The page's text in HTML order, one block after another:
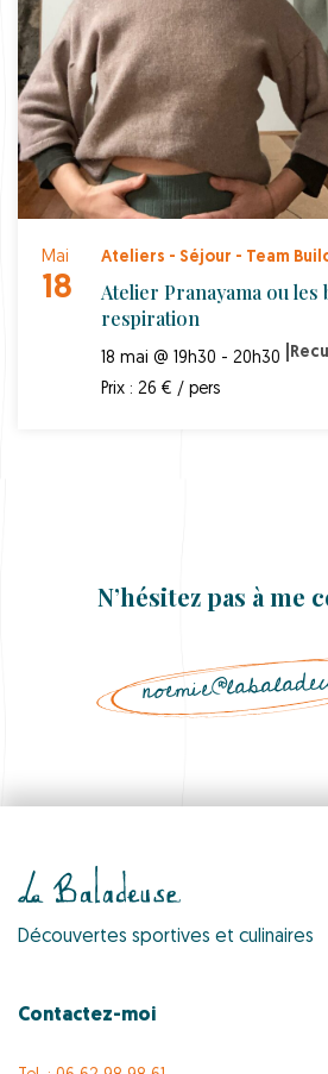
Mai
18
Ateliers - Séjour - Team
Atelier Pranayama ou les
respiration
18 mai @ 19h30 - 20h30
Prix : 26 € / pers
N’hésitez pas à me
Découvertes sportives et culinaires
Contactez-moi